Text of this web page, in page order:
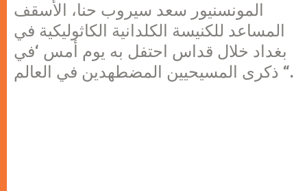
المونسنيور سعد سيروب حنا، الأسقف
المساعد للكنيسة الكلدانية الكاثوليكية في
بغداد خلال قداس احتفل به يوم أمس ‘في
ذكرى المسيحيين المضطهدين في العالم “.